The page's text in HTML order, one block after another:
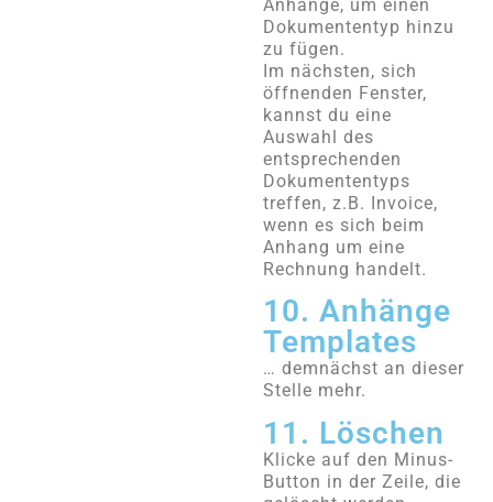
Anhänge, um einen
Dokumententyp hinzu
zu fügen.
Im nächsten, sich
öffnenden Fenster,
kannst du eine
Auswahl des
entsprechenden
Dokumententyps
treffen, z.B. Invoice,
wenn es sich beim
Anhang um eine
Rechnung handelt.
10. Anhänge
Templates
… demnächst an dieser
Stelle mehr.
11. Löschen
Klicke auf den Minus-
Button in der Zeile, die